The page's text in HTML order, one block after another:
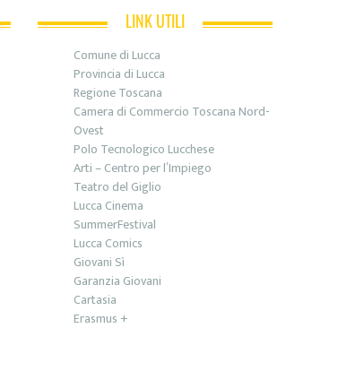
LINK UTILI
Comune di Lucca
Provincia di Lucca
Regione Toscana
Camera di Commercio Toscana Nord-
Ovest
Polo Tecnologico Lucchese
Arti – Centro per l’Impiego
Teatro del Giglio
Lucca Cinema
SummerFestival
Lucca Comics
Giovani Sì
Garanzia Giovani
Cartasia
Erasmus +